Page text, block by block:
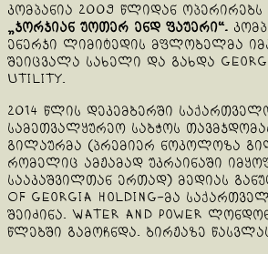
კომპანია 2009 წლიდან
„ჯორჯიან უოთერ ენდ ფაუერი“.
ენერჯი ლიმიტედის მფლობელმა
შეიცვალა სახელი და გახდა
Utility.
2014 წლის დეკემბერში
სამეთვალყურეო საბჭოს
გილაურმა (პრემიერ ნოკოლოზა
რომელიც ამჟამად უკრაინაში
სააკაშვილთან ერთად) მედიას
Of Georgia Holding-მა
შეიძინა. Water and Power
წლებში გამოჩნდა. ბირჟაზე